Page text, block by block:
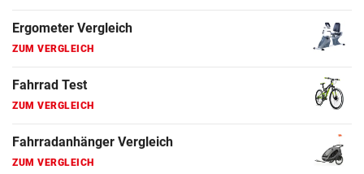
Faszienrolle Vergleich
ZUM VERGLEICH
Hoverboard Vergleich
ZUM VERGLEICH
Kinderfahrrad Vergleich
ZUM VERGLEICH